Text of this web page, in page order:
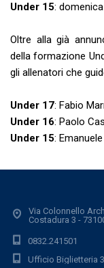
Under 15:
Oltre alla già
della formazione
gli allenatori che
Under 17: Fabio
Under 16: Paolo
Under 15:
Via Colonnello
Costadura 3 -
0832.241501
Ufficio Biglietteria